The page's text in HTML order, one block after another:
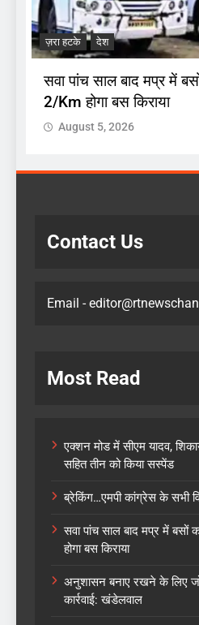
ज़रा हटके देश
सवा पांच साल बाद मप्र में
2/Km होगा बस किराया
August 5, 2026
Contact Us
Email -
Most Read
एक्शन मोड में सीएम यादव,
सहित तीन को किया सस्पेंड
ब्रेकिंग…एमपी कांग्रेस के सभी
सवा पांच साल बाद मप्र में बसों
होगा बस किराया
अनुशासन बनाए रखने के लिए जो
कार्रवाई: खंडेलवाल